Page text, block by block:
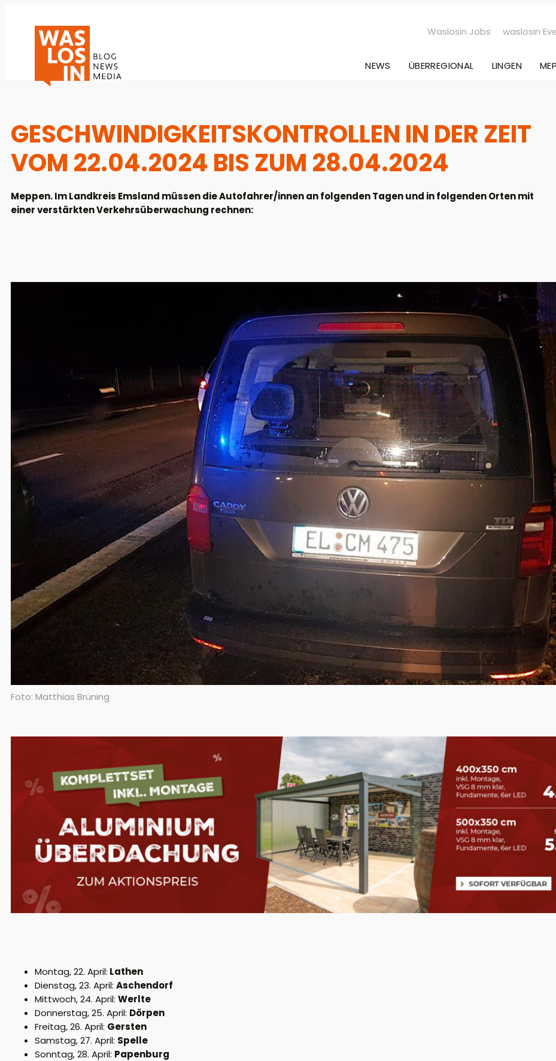
Waslosin Jobs waslosin
NEWS ÜBERREGIONAL LINGEN
GESCHWINDIGKEITSKONTROLLEN IN DER ZEIT
VOM 22.04.2024 BIS ZUM 28.04.2024
Meppen. Im Landkreis Emsland müssen die Autofahrer/innen an folgenden Tagen und in folgenden Orten mit
einer verstärkten Verkehrsüberwachung rechnen:
Foto: Matthias Brüning
Montag, 22. April: Lathen
Dienstag, 23. April: Aschendorf
Mittwoch, 24. April: Werlte
Donnerstag, 25. April: Dörpen
Freitag, 26. April: Gersten
Samstag, 27. April: Spelle
Sonntag, 28. April: Papenburg